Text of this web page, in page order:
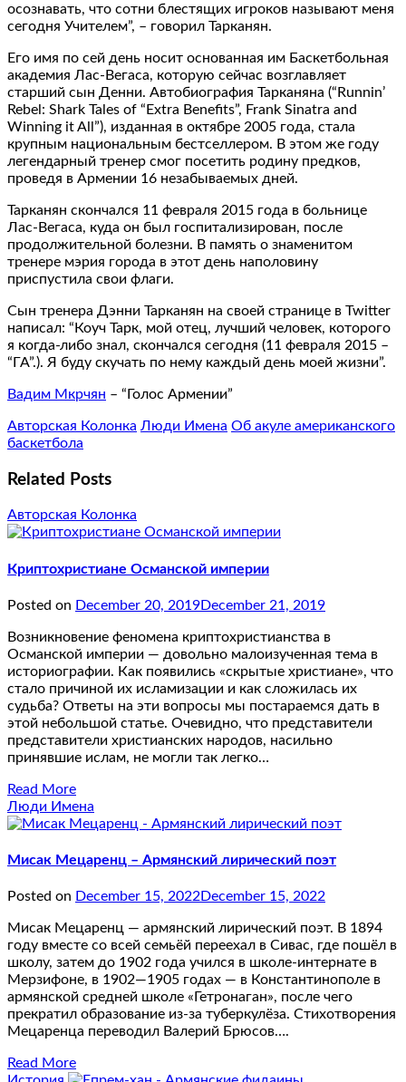
осознавать, что сотни блестящих игроков называют меня
сегодня Учителем”, – говорил Тарканян.
Его имя по сей день носит основанная им Баскетбольная
академия Лас-Вегаса, которую сейчас возглавляет
старший сын Денни. Автобиография Тарканяна (“Runnin’
Rebel: Shark Tales of “Extra Benefits”, Frank Sinatra and
Winning it All”), изданная в октябре 2005 года, стала
крупным национальным бестселлером. В этом же году
легендарный тренер смог посетить родину предков,
проведя в Армении 16 незабываемых дней.
Тарканян скончался 11 февраля 2015 года в больнице
Лас-Вегаса, куда он был госпитализирован, после
продолжительной болезни. В память о знаменитом
тренере мэрия города в этот день наполовину
приспустила свои флаги.
Сын тренера Дэнни Тарканян на своей странице в Twitter
написал: “Коуч Тарк, мой отец, лучший человек, которого
я когда-либо знал, скончался сегодня (11 февраля 2015 –
“ГА”.). Я буду скучать по нему каждый день моей жизни”.
Вадим Мкрчян – “Голос Армении”
Авторская Колонка Люди Имена Об акуле американского
баскетбола
Related Posts
Авторская Колонка
Криптохристиане Османской империи
Posted on December 20, 2019December 21, 2019
Возникновение феномена криптохристианства в
Османской империи — довольно малоизученная тема в
историографии. Как появились «скрытые христиане», что
стало причиной их исламизации и как сложилась их
судьба? Ответы на эти вопросы мы постараемся дать в
этой небольшой статье. Очевидно, что представители
представители христианских народов, насильно
принявшие ислам, не могли так легко…
Read More
Люди Имена
Мисак Мецаренц – Армянский лирический поэт
Posted on December 15, 2022December 15, 2022
Мисак Мецаренц — армянский лирический поэт. В 1894
году вместе со всей семьёй переехал в Сивас, где пошёл в
школу, затем до 1902 года учился в школе-интернате в
Мерзифоне, в 1902—1905 годах — в Константинополе в
армянской средней школе «Гетронаган», после чего
прекратил образование из-за туберкулёза. Стихотворения
Мецаренца переводил Валерий Брюсов….
Read More